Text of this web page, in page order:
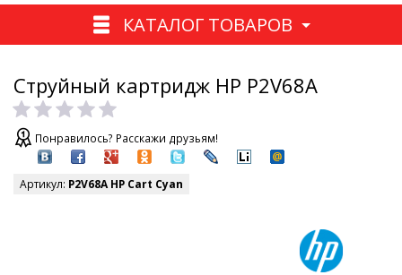
КАТАЛОГ ТОВАРОВ
Струйный картридж HP P2V68A
Понравилось? Расскажи друзьям!
Артикул: P2V68A HP Cart Cyan